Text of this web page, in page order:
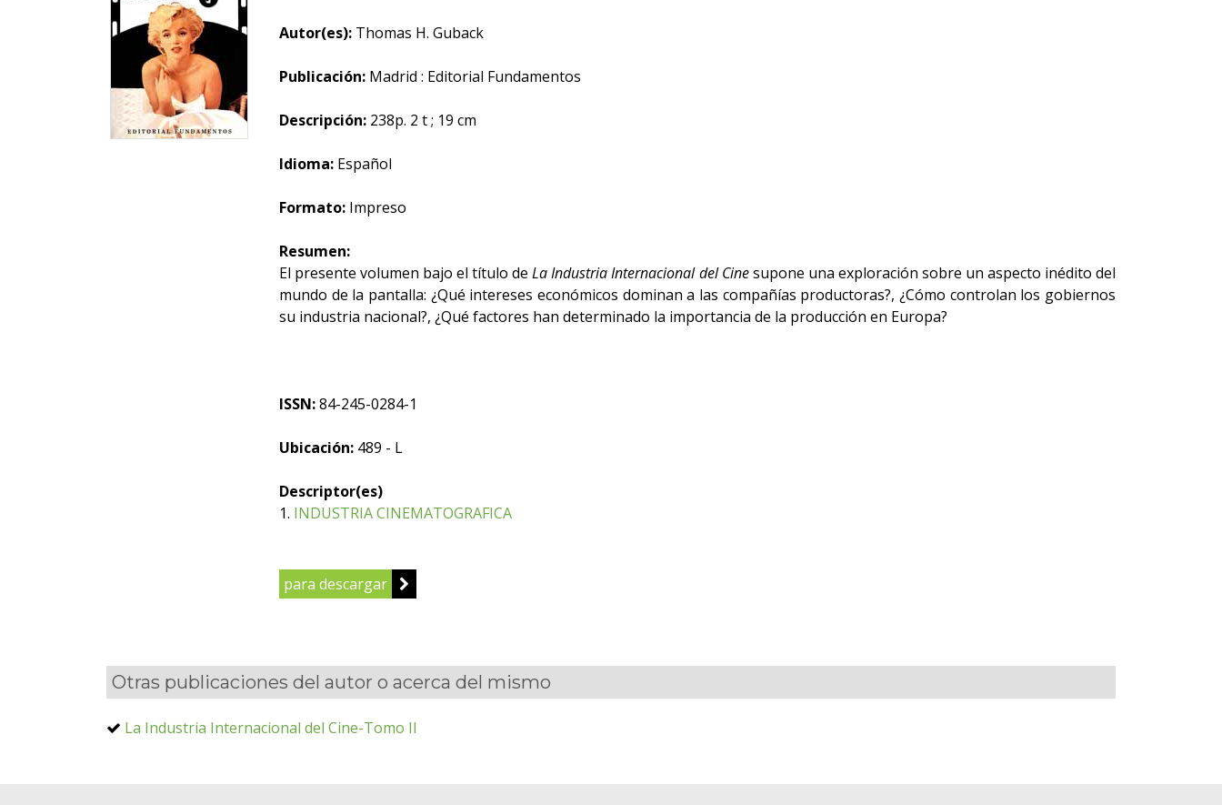
Autor(es): Thomas H. Guback
Publicación: Madrid : Editorial Fundamentos
Descripción: 238p. 2 t ; 19 cm
Idioma: Español
Formato: Impreso
Resumen:
El presente volumen bajo el título deLa Industria Internacional del Cinesupone una exploración sobre un aspecto inédito del
mundo de la pantalla: ¿Qué intereses económicos dominan a las compañías productoras?, ¿Cómo controlan los gobiernos
su industria nacional?, ¿Qué factores han determinado la importancia de la producción en Europa?
ISSN:84-245-0284-1
Ubicación: 489 - L
Descriptor(es)
1. INDUSTRIA CINEMATOGRAFICA
para descargar
Otras publicaciones del autor o acerca del mismo
La Industria Internacional del Cine-Tomo II